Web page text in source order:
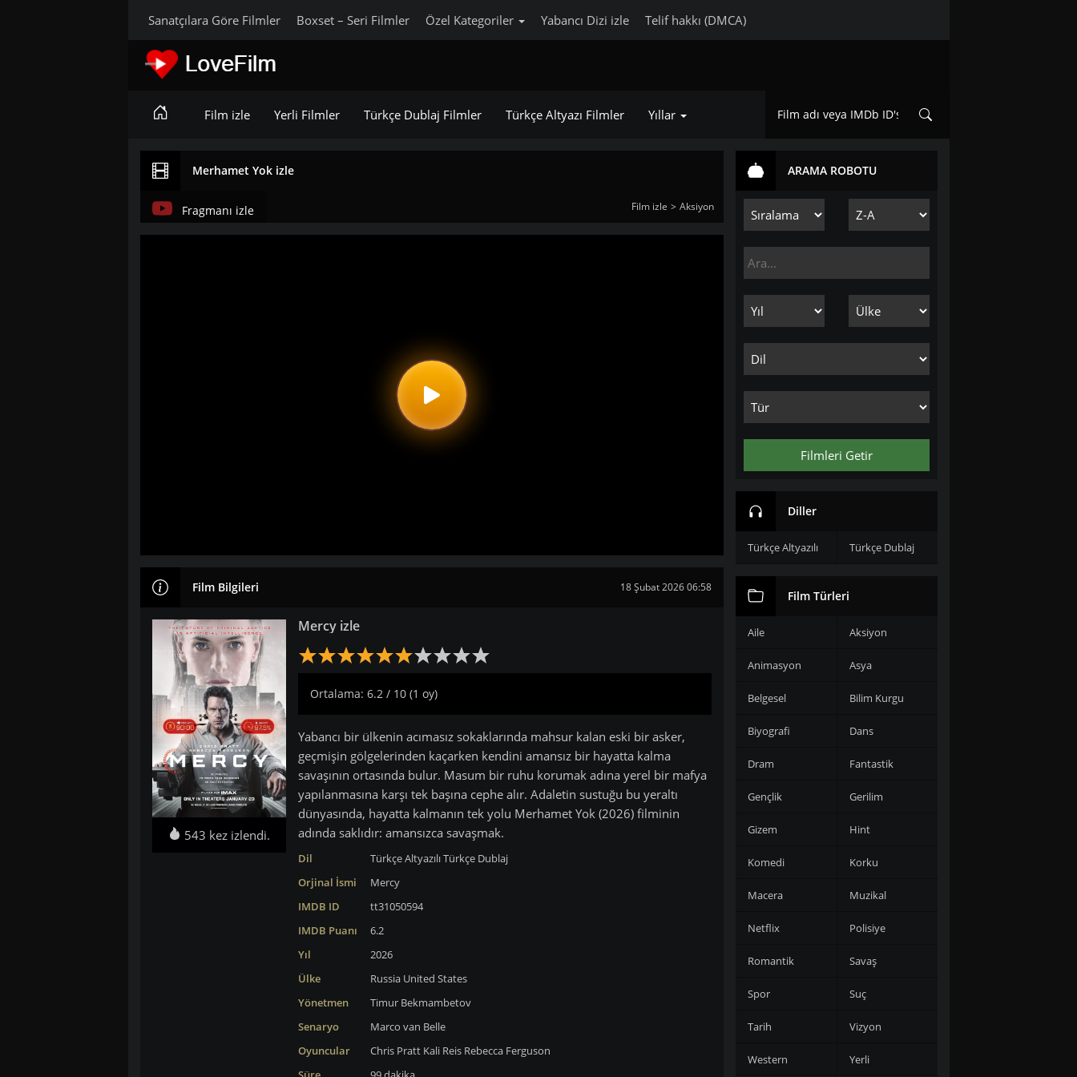
Sanatçılara Göre Filmler Boxset – Seri Filmler Özel Kategoriler Yabancı Dizi izle Telif hakkı (DMCA)
Film izle Yerli Filmler Türkçe Dublaj Filmler Türkçe Altyazı Filmler Yıllar
Merhamet Yok izle
Film izle Aksiyon
Fragmanı izle
Film Bilgileri 18 Şubat 2026 06:58
543 kez izlendi.
Mercy izle
Ortalama: 6.2 / 10 (1 oy)
Yabancı bir ülkenin acımasız sokaklarında mahsur kalan eski bir asker,
geçmişin gölgelerinden kaçarken kendini amansız bir hayatta kalma
savaşının ortasında bulur. Masum bir ruhu korumak adına yerel bir mafya
yapılanmasına karşı tek başına cephe alır. Adaletin sustuğu bu yeraltı
dünyasında, hayatta kalmanın tek yolu Merhamet Yok (2026) filminin
adında saklıdır: amansızca savaşmak.
Dil Türkçe AltyazılıTürkçe Dublaj
Orjinal İsmi
Mercy
IMDB ID
tt31050594
IMDB Puanı
6.2
Yıl
2026
Ülke
Russia United States
Yönetmen
Timur Bekmambetov
Senaryo
Marco van Belle
Oyuncular
Chris Pratt Kali Reis Rebecca Ferguson
ARAMA ROBOTU
Filmleri Getir
Diller
Türkçe Altyazılı Türkçe Dublaj
Film Türleri
Aile Aksiyon
Animasyon Asya
Belgesel Bilim Kurgu
Biyografi Dans
Dram Fantastik
Gençlik Gerilim
Gizem Hint
Komedi Korku
Macera Muzikal
Netflix Polisiye
Romantik Savaş
Spor Suç
Tarih Vizyon
Western Yerli